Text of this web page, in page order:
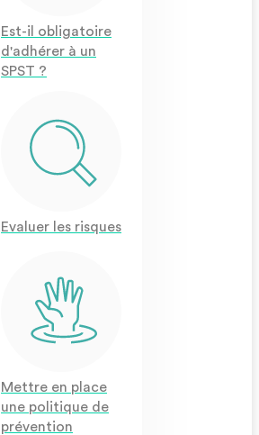
Est-il obligatoire
d'adhérer à un
SPST ?
Evaluer les risques
Mettre en place
une politique de
prévention